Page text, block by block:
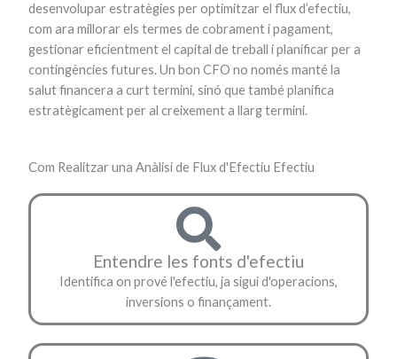
desenvolupar estratègies per optimitzar el flux d’efectiu,
com ara millorar els termes de cobrament i pagament,
gestionar eficientment el capital de treball i planificar per a
contingències futures. Un bon CFO no només manté la
salut financera a curt termini, sinó que també planifica
estratègicament per al creixement a llarg termini.
Com Realitzar una Anàlisi de Flux d'Efectiu Efectiu
Entendre les fonts d'efectiu
Identifica on prové l'efectiu, ja sigui d'operacions,
inversions o finançament.